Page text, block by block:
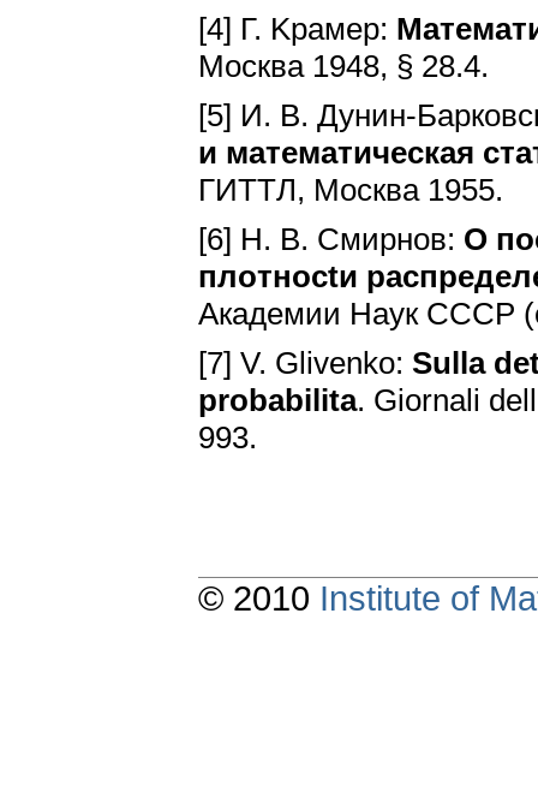
[4] Г. Kpaмep:
Mocквa 1948, § 28.4.
[5] И. B. Дyнин-
и мaтeмaтичecкaя
ГИTTЛ, Mocквa 1955.
[6] H. B. Cмиpнoв: O
плoтнoctи
Aкaдeмии Hayк CCCP
[7] V. Glivenko: Sulla
probabilita. Giornali
993.
© 2010 Institute of